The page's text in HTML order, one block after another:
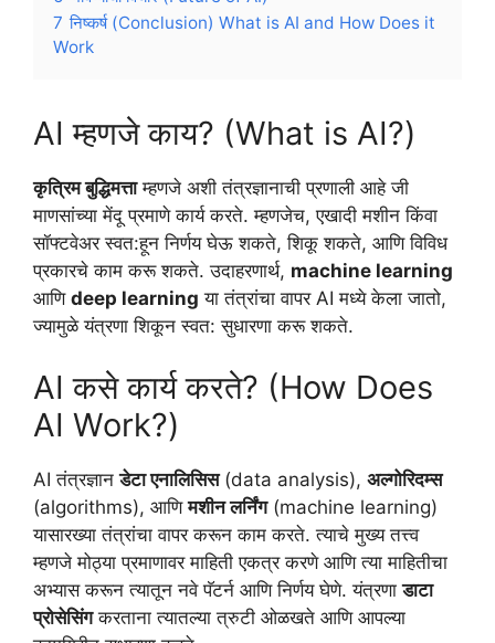
7 निष्कर्ष (Conclusion) What is AI and How Does it
Work
AI म्हणजे काय? (What is AI?)
कृत्रिम बुद्धिमत्ताम्हणजे अशी तंत्रज्ञानाची प्रणाली आहे जी
माणसांच्या मेंदू प्रमाणे कार्य करते. म्हणजेच, एखादी मशीन किंवा
सॉफ्टवेअर स्वत:हून निर्णय घेऊ शकते, शिकू शकते, आणि विविध
प्रकारचे काम करू शकते. उदाहरणार्थ, machine learning
आणि deep learning या तंत्रांचा वापर AI मध्ये केला जातो,
ज्यामुळे यंत्रणा शिकून स्वत: सुधारणा करू शकते.
AI कसे कार्य करते? (How Does
AI Work?)
AI तंत्रज्ञानडेटा एनालिसिस(data analysis), अल्गोरिदम्स
(algorithms), आणिमशीन लर्निंग(machine learning)
यासारख्या तंत्रांचा वापर करून काम करते. त्याचे मुख्य तत्त्व
म्हणजे मोठ्या प्रमाणावर माहिती एकत्र करणे आणि त्या माहितीचा
अभ्यास करून त्यातून नवे पॅटर्न आणि निर्णय घेणे. यंत्रणाडाटा
प्रोसेसिंगकरताना त्यातल्या त्रुटी ओळखते आणि आपल्या